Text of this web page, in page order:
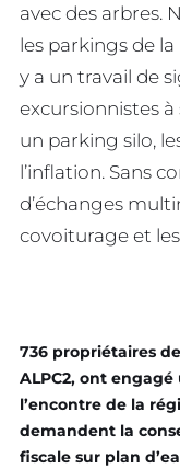
avec des arbres.
les parkings de
y a un travail de
excursionnistes à
un parking silo,
l’inflation. Sans
d’échanges
covoiturage et
736 propriétaires
ALPC2, ont
l’encontre de la
demandent la
fiscale sur plan